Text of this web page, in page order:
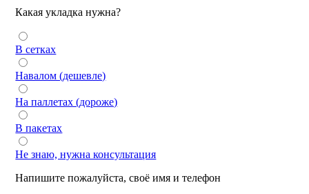
Какая укладка нужна?
В сетках
Навалом (дешевле)
На паллетах (дороже)
В пакетах
Не знаю, нужна консультация
Напишите пожалуйста, своё имя и телефон